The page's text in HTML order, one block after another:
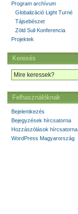
Program archívum
Globalizáció Light Turné
Tájsebészet
Zöld Suli Konferencia
Projektek
Keresés
Felhasználóknak
Bejelentkezés
Bejegyzések hírcsatorna
Hozzászólások hírcsatorna
WordPress Magyarország